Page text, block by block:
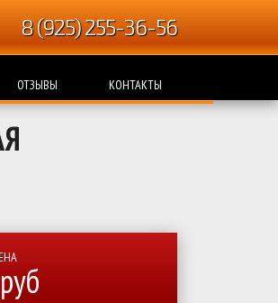
8 (925) 255-36-56
ОТЗЫВЫ КОНТАКТЫ
руб